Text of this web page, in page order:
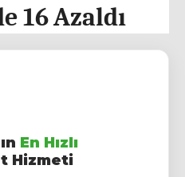
16 Azaldı
En Hızlı
Hizmeti